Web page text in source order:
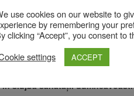
pentru menținerea sănătății.
a pacienților cu privire la
Duplex 91, de lângă
slujba sănătății
use cookies on our website to
by remembering your
clicking “Accept”, you consent to
settings
ACCEPT